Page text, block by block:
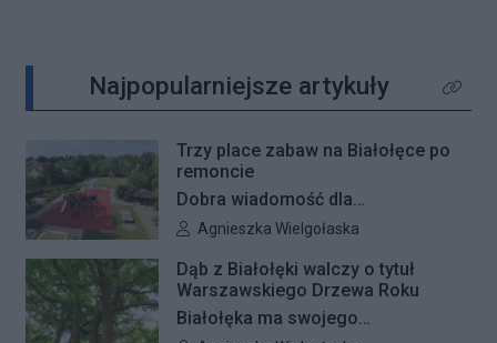
Najpopularniejsze artykuły Kliknij
Trzy place zabaw na Białołęce po
remoncie
Dobra wiadomość dla
najmłodszych mieszkańców
się remonty nawierzchni na trzech
placach zabaw – przy ulicach
Kiersnowskiego, Ruskowy Bród i
Autor artykułu:
Agnieszka Wielgołaska
Dąb z Białołęki walczy o tytuł
Warszawskiego Drzewa Roku
Białołęka ma swojego